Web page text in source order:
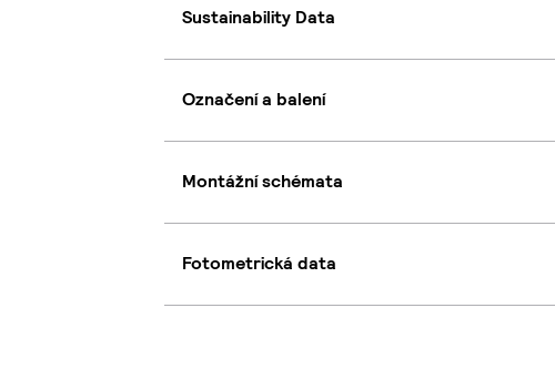
Sustainability Data
Označení a balení
Montážní schémata
Fotometrická data